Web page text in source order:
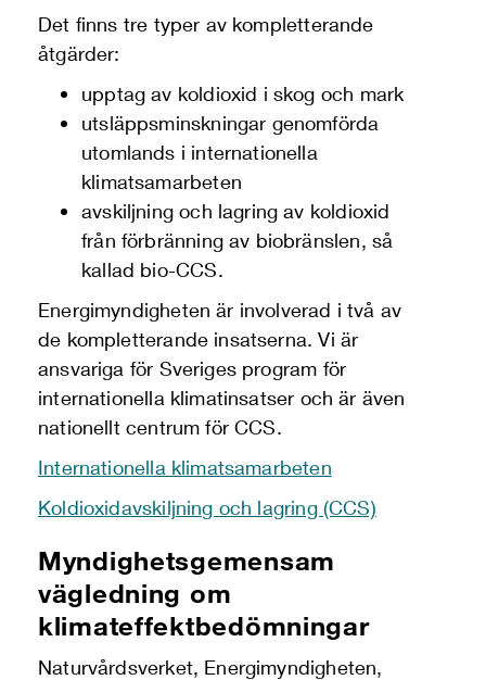
Det finns tre typer av kompletterande
åtgärder:
upptag av koldioxid i skog och mark
utsläppsminskningar genomförda
utomlands i internationella
klimatsamarbeten
avskiljning och lagring av koldioxid
från förbränning av biobränslen, så
kallad bio-CCS.
Energimyndigheten är involverad i två av
de kompletterande insatserna. Vi är
ansvariga för Sveriges program för
internationella klimatinsatser och är även
nationellt centrum för CCS.
Internationella klimatsamarbeten
Koldioxidavskiljning och lagring (CCS)
Myndighetsgemensam
vägledning om
klimateffektbedömningar
Naturvårdsverket, Energimyndigheten,